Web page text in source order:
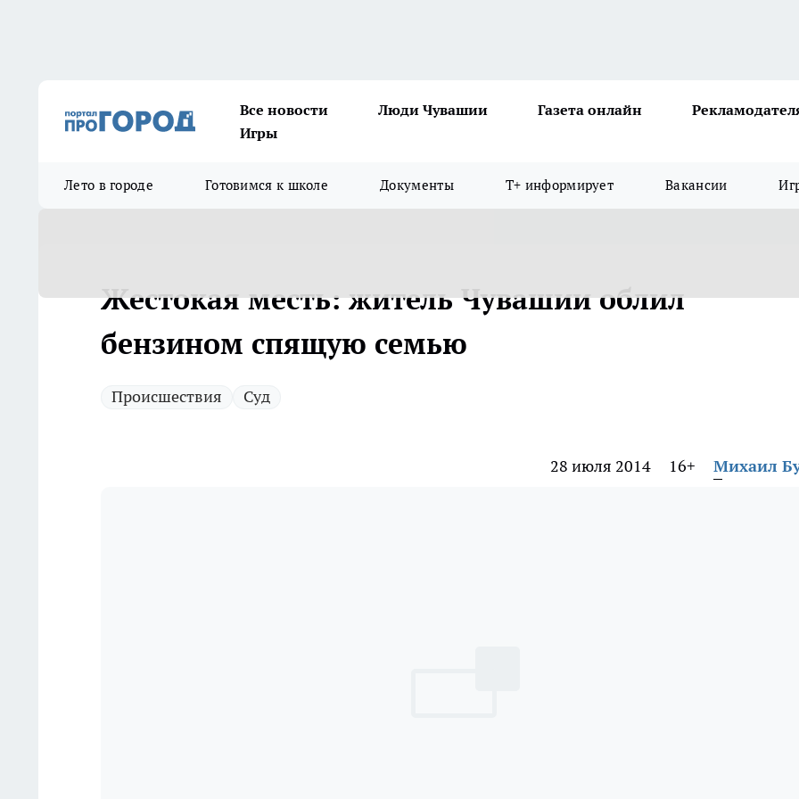
Все новости Люди Чувашии Газета онлайн
Игры
Лето в городе Готовимся к школе Документы Т+ информирует Вакансии
Жестокая месть: житель Чувашии облил
бензином спящую семью
Происшествия Суд
28 июля 2014 16+ Михаил